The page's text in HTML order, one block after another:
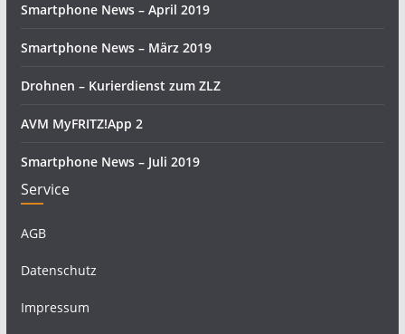
Smartphone News – April 2019
Smartphone News – März 2019
Drohnen – Kurierdienst zum ZLZ
AVM MyFRITZ!App 2
Smartphone News – Juli 2019
Service
AGB
Datenschutz
Impressum